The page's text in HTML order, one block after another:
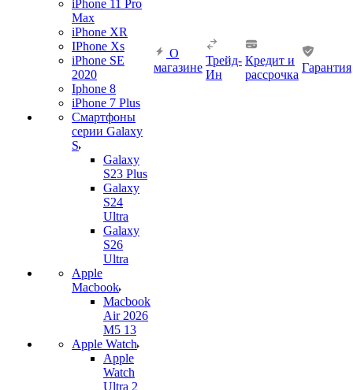
iPhone 11 Pro
Max
iPhone XR
IPhone Xs
iPhone SE
2020
Iphone 8
iPhone 7 Plus
Смартфоны
серии Galaxy
S
Galaxy
S23 Plus
Galaxy
S24
Ultra
Galaxy
S26
Ultra
Apple
Macbook
Macbook
Air 2026
M5 13
Apple Watch
Apple
Watch
Ultra 2
О
магазине
Трейд-
Ин
Кредит и
рассрочка
Гарантия